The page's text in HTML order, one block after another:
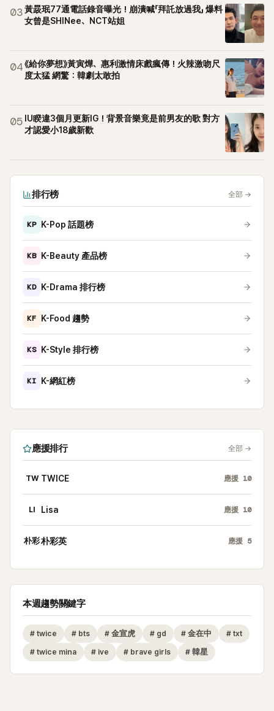
03黃晸珉77通電話錄音曝光！崩潰喊「拜託放過我」 爆料
女曾是SHINee、NCT站姐
04《給你夢想》黃寅燁、惠利激情床戲瘋傳！火辣激吻尺
度太猛 網驚：韓劇太敢拍
05 IU睽違3個月更新IG！背景音樂竟是前男友的歌 對方
才認愛小18歲新歡
排行榜 全部 →
KP K-Pop 話題榜
KB K-Beauty 產品榜
KD K-Drama 排行榜
KF K-Food 趨勢
KS K-Style 排行榜
KI K-網紅榜
應援排行 全部 →
TW TWICE 應援 10
LI Lisa 應援 10
朴彩朴彩英 應援 5
本週趨勢關鍵字
# twice # bts # 金宣虎 # gd # 金在中 # txt
# twice mina # ive # brave girls # 韓星